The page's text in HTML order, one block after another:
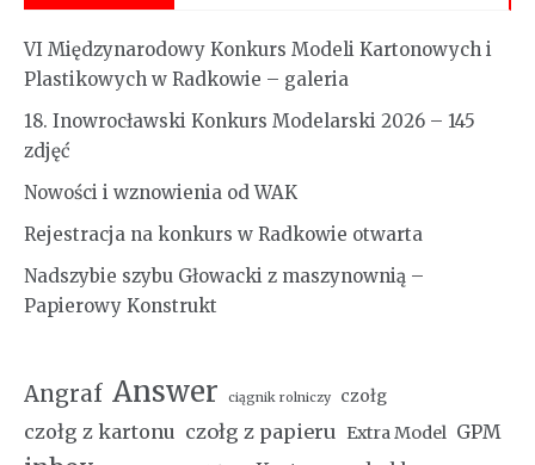
VI Międzynarodowy Konkurs Modeli Kartonowych i
Plastikowych w Radkowie – galeria
18. Inowrocławski Konkurs Modelarski 2026 – 145
zdjęć
Nowości i wznowienia od WAK
Rejestracja na konkurs w Radkowie otwarta
Nadszybie szybu Głowacki z maszynownią –
Papierowy Konstrukt
Angraf Answer ciągnik rolniczy czołg
czołg z kartonu czołg z papieru Extra Model GPM